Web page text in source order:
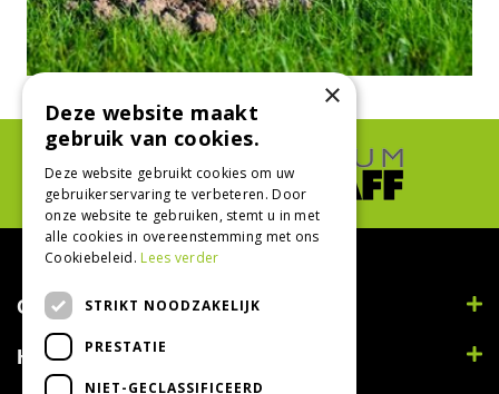
Contact
Handig
×
Deze website maakt
gebruik van cookies.
Deze website gebruikt cookies om uw
gebruikerservaring te verbeteren. Door
onze website te gebruiken, stemt u in met
alle cookies in overeenstemming met ons
Cookiebeleid. Lees verder
STRIKT NOODZAKELIJK
PRESTATIE
NIET-GECLASSIFICEERD